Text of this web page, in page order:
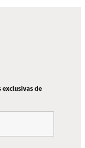
exclusivas de